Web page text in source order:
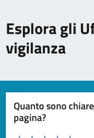
Esplora gli
vigilanza
Quanto sono
pagina?